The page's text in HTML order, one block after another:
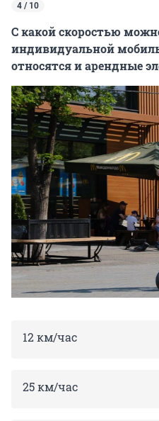
4 / 10
С какой скоростью
индивидуальной
относятся и арендные
12 км/час
25 км/час